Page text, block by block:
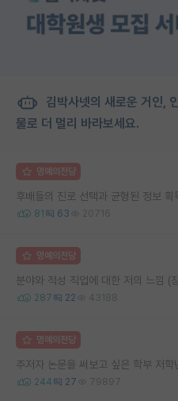
김박사넷의 새로운 거인,
물로 더 멀리 바라보세요.
명예의전당
81 63 20716
명예의전당
분야와 적성 직업에 대한 저의 느낌 (
287 22 43188
명예의전당
주저자 논문을 써보고 싶은 학부 저학
244 27 79897